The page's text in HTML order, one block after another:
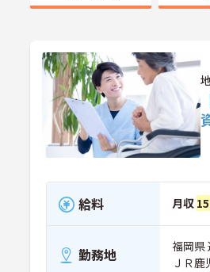
給料 月収
勤務地
福岡県
ＪＲ